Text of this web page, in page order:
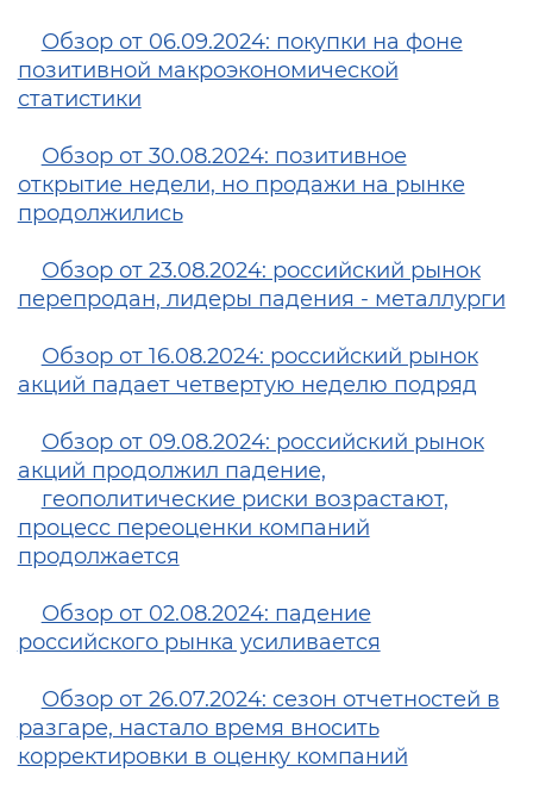
Обзор от 06.09.2024: покупки на фоне
позитивной макроэкономической
статистики
Обзор от 30.08.2024: позитивное
открытие недели, но продажи на рынке
продолжились
Обзор от 23.08.2024: российский рынок
перепродан, лидеры падения - металлурги
Обзор от 16.08.2024: российский рынок
акций падает четвертую неделю подряд
Обзор от 09.08.2024: российский рынок
акций продолжил падение,
геополитические риски возрастают,
процесс переоценки компаний
продолжается
Обзор от 02.08.2024: падение
российского рынка усиливается
Обзор от 26.07.2024: cезон отчетностей в
разгаре, настало время вносить
корректировки в оценку компаний